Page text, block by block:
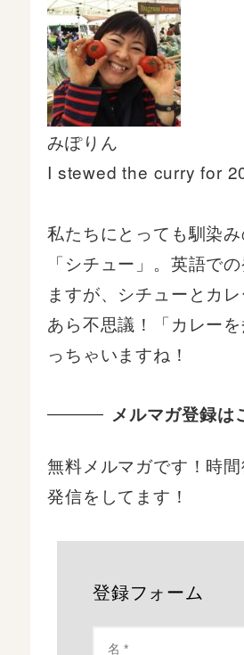
みぽりん
I stewed the curry for
私たちにとっても馴染み
「シチュー」​。英語で
ますが、シチューとカ
あら不思議！「カレー
っちゃいますね！
メルマガ登録は
無料メルマガです！時
発信をしてます！
登録フォーム